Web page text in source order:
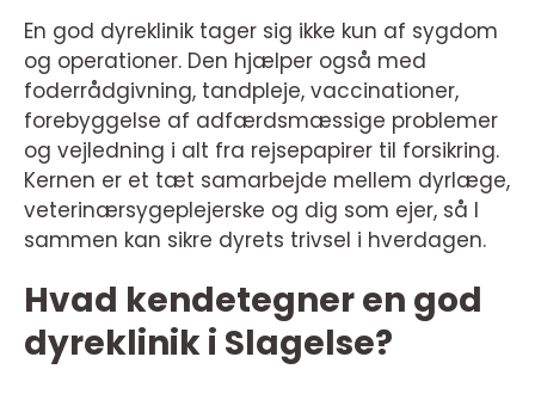
En god dyreklinik tager sig ikke kun af sygdom
og operationer. Den hjælper også med
foderrådgivning, tandpleje, vaccinationer,
forebyggelse af adfærdsmæssige problemer
og vejledning i alt fra rejsepapirer til forsikring.
Kernen er et tæt samarbejde mellem dyrlæge,
veterinærsygeplejerske og dig som ejer, så I
sammen kan sikre dyrets trivsel i hverdagen.
Hvad kendetegner en god
dyreklinik i Slagelse?